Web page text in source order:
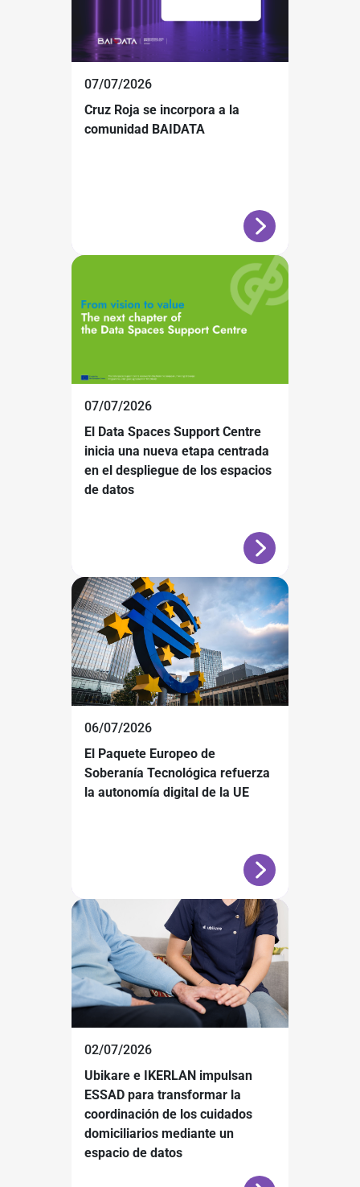
07/07/2026
Cruz Roja se incorpora a la
comunidad BAIDATA
07/07/2026
El Data Spaces Support Centre
inicia una nueva etapa centrada
en el despliegue de los espacios
de datos
06/07/2026
El Paquete Europeo de
Soberanía Tecnológica refuerza
la autonomía digital de la UE
02/07/2026
Ubikare e IKERLAN impulsan
ESSAD para transformar la
coordinación de los cuidados
domiciliarios mediante un
espacio de datos